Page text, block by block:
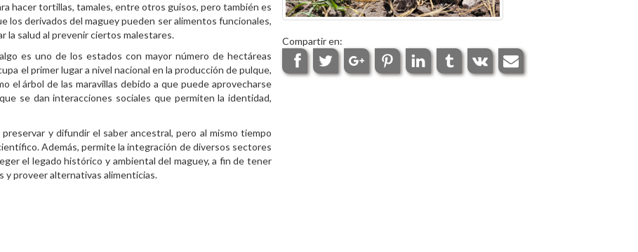
hacer tortillas, tamales, entre otros guisos, pero también es
los derivados del maguey pueden ser alimentos funcionales,
la salud al prevenir ciertos malestares.
es uno de los estados con mayor número de hectáreas
el primer lugar a nivel nacional en la producción de pulque,
el árbol de las maravillas debido a que puede aprovecharse
se dan interacciones sociales que permiten la identidad,
y difundir el saber ancestral, pero al mismo tiempo
Además, permite la integración de diversos sectores
el legado histórico y ambiental del maguey, a fin de tener
y proveer alternativas alimenticias.
Compartir en: